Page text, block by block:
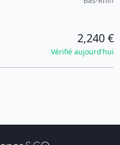
2,240 €
Vérifié aujourd'hui